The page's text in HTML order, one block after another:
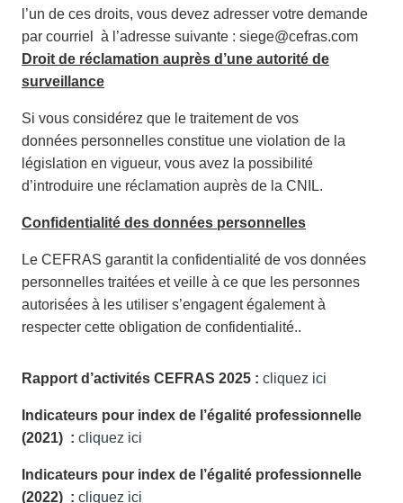
l’un de ces droits, vous devez adresser votre demande
par courriel à l’adresse suivante : siege@cefras.com
Droit de réclamation auprès d’une autorité de
surveillance
Si vous considérez que le traitement de vos
données personnelles constitue une violation de la
législation en vigueur, vous avez la possibilité
d’introduire une réclamation auprès de la CNIL.
Confidentialité des données personnelles
Le CEFRAS garantit la confidentialité de vos données
personnelles traitées et veille à ce que les personnes
autorisées à les utiliser s’engagent également à
respecter cette obligation de confidentialité..
Rapport d’activités CEFRAS 2025 : cliquez ici
Indicateurs pour index de l’égalité professionnelle
(2021) : cliquez ici
Indicateurs pour index de l’égalité professionnelle
(2022) : cliquez ici